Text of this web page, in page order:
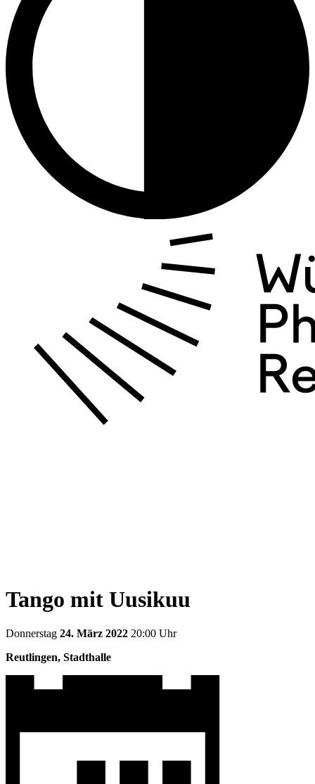
Tango mit Uusikuu
Donnerstag 24. März 2022 20:00 Uhr
Reutlingen, Stadthalle